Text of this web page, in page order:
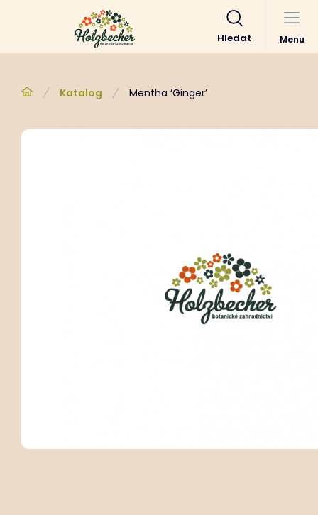
Hledat Menu
Katalog Mentha ‘Ginger’